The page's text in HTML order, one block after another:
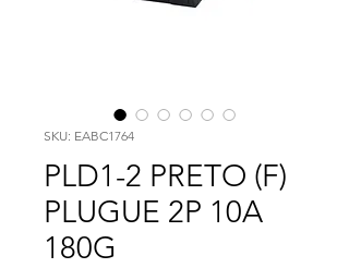
SKU: EABC1764
PLD1-2 PRETO (F)
PLUGUE 2P 10A
180G